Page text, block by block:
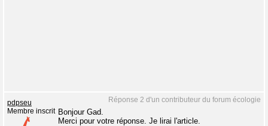
Réponse 2 d'un contributeur du forum écologie
pdpseu
Membre inscrit Bonjour Gad.
Merci pour votre réponse. Je lirai l'article.